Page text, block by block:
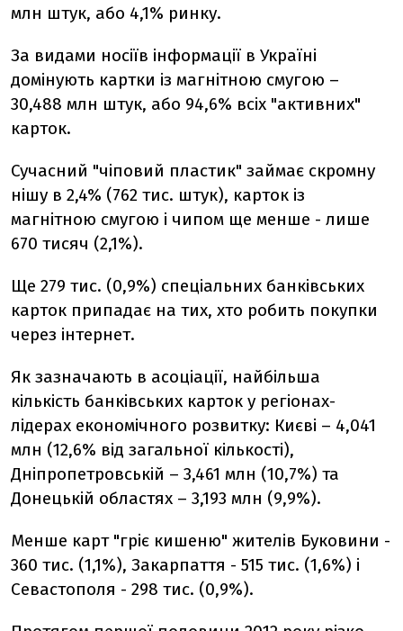
млн штук, або 4,1% ринку.
За видами носіїв інформації в Україні
домінують картки із магнітною смугою –
30,488 млн штук, або 94,6% всіх "активних"
карток.
Сучасний "чіповий пластик" займає скромну
нішу в 2,4% (762 тис. штук), карток із
магнітною смугою і чипом ще менше - лише
670 тисяч (2,1%).
Ще 279 тис. (0,9%) спеціальних банківських
карток припадає на тих, хто робить покупки
через інтернет.
Як зазначають в асоціації, найбільша
кількість банківських карток у регіонах-
лідерах економічного розвитку: Києві – 4,041
млн (12,6% від загальної кількості),
Дніпропетровській – 3,461 млн (10,7%) та
Донецькій областях – 3,193 млн (9,9%).
Менше карт "гріє кишеню" жителів Буковини -
360 тис. (1,1%), Закарпаття - 515 тис. (1,6%) і
Севастополя - 298 тис. (0,9%).